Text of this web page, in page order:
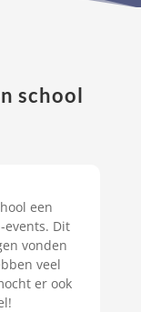
school
een
Dit
vonden
veel
er ook